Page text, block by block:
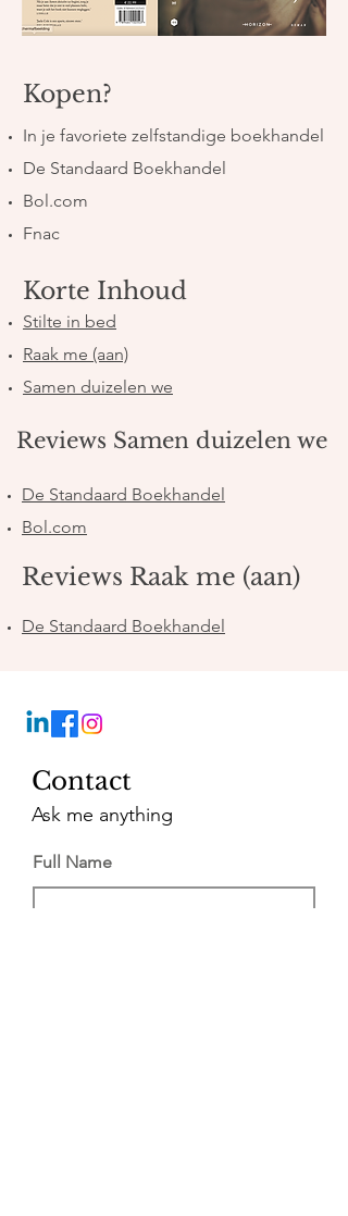
Kopen?
In je favoriete zelfstandige boekhandel
De Standaard Boekhandel
Bol.com
Fnac
Korte Inhoud
Stilte in bed
Raak me (aan)
Samen duizelen we
Reviews Samen duizelen we
De Standaard Boekhandel
Bol.com
Reviews Raak me (aan)
De Standaard Boekhandel
Contact
Ask me anything
Full Name